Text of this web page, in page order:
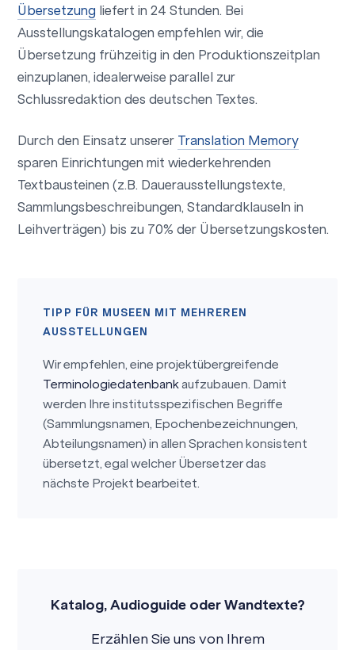
Übersetzung liefert in 24 Stunden. Bei
Ausstellungskatalogen empfehlen wir, die
Übersetzung frühzeitig in den Produktionszeitplan
einzuplanen, idealerweise parallel zur
Schlussredaktion des deutschen Textes.
Durch den Einsatz unserer Translation Memory
sparen Einrichtungen mit wiederkehrenden
Textbausteinen (z.B. Dauerausstellungstexte,
Sammlungsbeschreibungen, Standardklauseln in
Leihverträgen) bis zu 70% der Übersetzungskosten.
TIPP FÜR MUSEEN MIT MEHREREN
AUSSTELLUNGEN
Wir empfehlen, eine projektübergreifende
Terminologiedatenbank aufzubauen. Damit
werden Ihre institutsspezifischen Begriffe
(Sammlungsnamen, Epochenbezeichnungen,
Abteilungsnamen) in allen Sprachen konsistent
übersetzt, egal welcher Übersetzer das
nächste Projekt bearbeitet.
Katalog, Audioguide oder Wandtexte?
Erzählen Sie uns von Ihrem